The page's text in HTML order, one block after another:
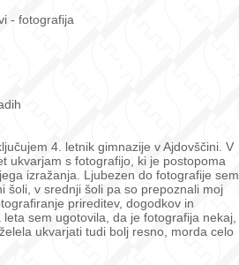
- fotografija
4. letnik gimnazije v Ajdovščini. V
ukvarjam s fotografijo, ki je postopoma
izražanja. Ljubezen do fotografije sem
šoli, v srednji šoli pa so prepoznali moj
prireditev, dogodkov in
sem ugotovila, da je fotografija nekaj,
ukvarjati tudi bolj resno, morda celo